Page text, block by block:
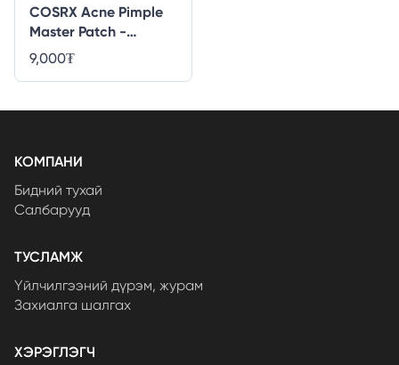
COSRX Acne Pimple
Master Patch -
24ширхэг
9,000₮
КОМПАНИ
Бидний тухай
Салбарууд
ТУСЛАМЖ
Үйлчилгээний дүрэм, журам
Захиалга шалгах
ХЭРЭГЛЭГЧ